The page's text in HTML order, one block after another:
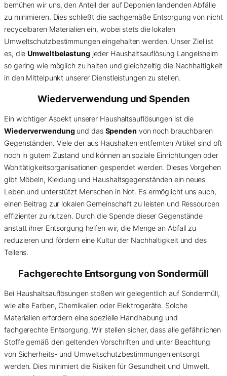
bemühen wir uns, den Anteil der auf Deponien landenden Abfälle
zu minimieren. Dies schließt die sachgemäße Entsorgung von nicht
recycelbaren Materialien ein, wobei stets die lokalen
Umweltschutzbestimmungen eingehalten werden. Unser Ziel ist
es, dieUmweltbelastungjeder Haushaltsauflösung Langelsheim
so gering wie möglich zu halten und gleichzeitig die Nachhaltigkeit
in den Mittelpunkt unserer Dienstleistungen zu stellen.
Wiederverwendung und Spenden
Ein wichtiger Aspekt unserer Haushaltsauflösungen ist die
Wiederverwendungund das Spenden von noch brauchbaren
Gegenständen. Viele der aus Haushalten entfernten Artikel sind oft
noch in gutem Zustand und können an soziale Einrichtungen oder
Wohltätigkeitsorganisationen gespendet werden. Dieses Vorgehen
gibt Möbeln, Kleidung und Haushaltsgegenständen ein neues
Leben und unterstützt Menschen in Not. Es ermöglicht uns auch,
einen Beitrag zur lokalen Gemeinschaft zu leisten und Ressourcen
effizienter zu nutzen. Durch die Spende dieser Gegenstände
anstatt ihrer Entsorgung helfen wir, die Menge an Abfall zu
reduzieren und fördern eine Kultur der Nachhaltigkeit und des
Teilens.
Fachgerechte Entsorgung vonSondermüll
Bei Haushaltsauflösungen stoßen wir gelegentlich auf Sondermüll,
wie alte Farben, Chemikalien oder Elektrogeräte. Solche
Materialien erfordern eine spezielle Handhabung und
fachgerechte Entsorgung. Wir stellen sicher, dass alle gefährlichen
Stoffe gemäß den geltenden Vorschriften und unter Beachtung
von Sicherheits- und Umweltschutzbestimmungen entsorgt
werden. Dies minimiert die Risiken für Gesundheit und Umwelt.